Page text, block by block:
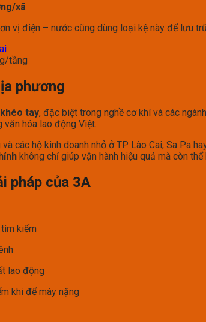
xã
vị điện – nước cũng dùng loại kệ này để lưu
tầng
phương
tay, đặc biệt trong nghề cơ khí và các
văn hóa lao động Việt.
các hộ kinh doanh nhỏ ở TP Lào Cai, Sa Pa
không chỉ giúp vận hành hiệu quả mà còn
pháp của 3A
kiếm
lao động
khi để máy nặng